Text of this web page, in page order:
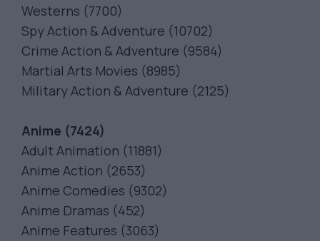
Westerns (7700)
Spy Action & Adventure (10702)
Crime Action & Adventure (9584)
Martial Arts Movies (8985)
Military Action & Adventure (2125)
Anime (7424)
Adult Animation (11881)
Anime Action (2653)
Anime Comedies (9302)
Anime Dramas (452)
Anime Features (3063)